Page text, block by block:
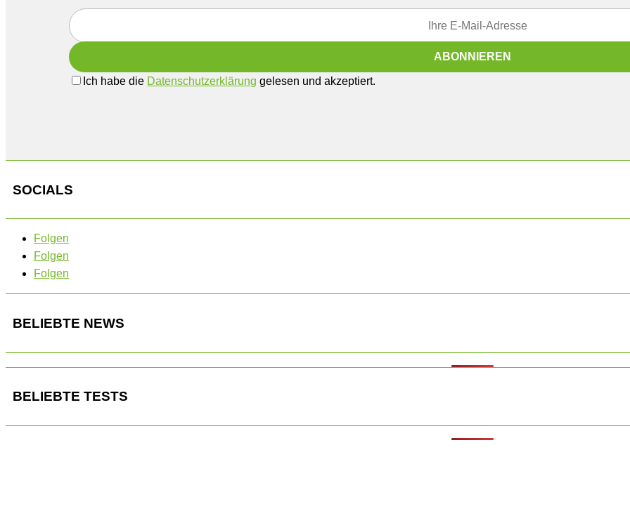
Ich habe die Datenschutzerklärung gelesen und akzeptiert.
SOCIALS
Folgen
Folgen
Folgen
BELIEBTE NEWS
BELIEBTE TESTS